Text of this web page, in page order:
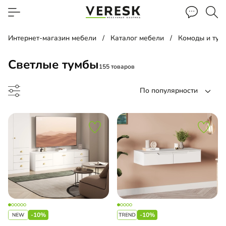
Интернет-магазин мебели Каталог мебели Комоды и
Светлые тумбы155 товаров
По популярности
прикроватная
для обуви-10% -10%